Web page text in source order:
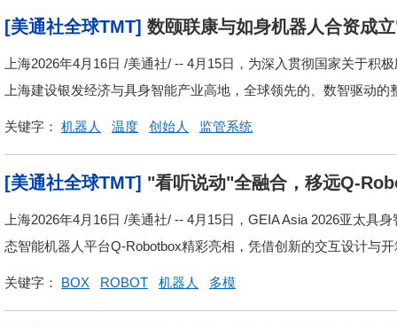
[美通社全球TMT]
上海2026年4月16日 /美通社/ -- 4月15日，为深入贯彻国家关于积
上海建设银发经济与具身智能产业高地，全球领先的、数智驱动的
关键字： 机器人 温度 创始人 监管系统
[美通社全球TMT] "看听说动"全融合，移远Q-
上海2026年4月16日 /美通社/ -- 4月15日，GEIA Asia 2026亚太具
态智能机器人平台Q-Robotbox精彩亮相，凭借创新的交互设计与
关键字： BOX ROBOT 机器人 多模